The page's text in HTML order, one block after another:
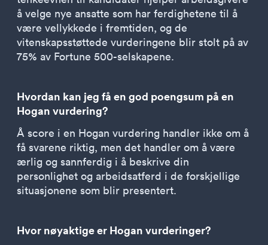
å velge nye ansatte som har ferdighetene til å
være vellykkede i fremtiden, og de
vitenskapsstøttede vurderingene blir stolt på av
75% av Fortune 500-selskapene.
Hvordan kan jeg få en god poengsum på en
Hogan vurdering?
Å score i en Hogan vurdering handler ikke om å
få svarene riktig, men det handler om å være
ærlig og sannferdig i å beskrive din
personlighet og arbeidsatferd i de forskjellige
situasjonene som blir presentert.
Hvor nøyaktige er Hogan vurderinger?